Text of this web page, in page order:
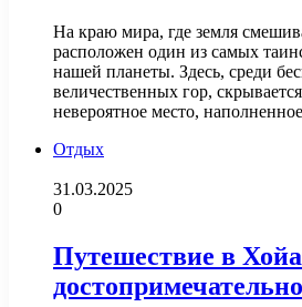
На краю мира, где земля
расположен один из самых
нашей планеты. Здесь, среди
величественных гор,
невероятное место,
Отдых
31.03.2025
0
Путешествие в